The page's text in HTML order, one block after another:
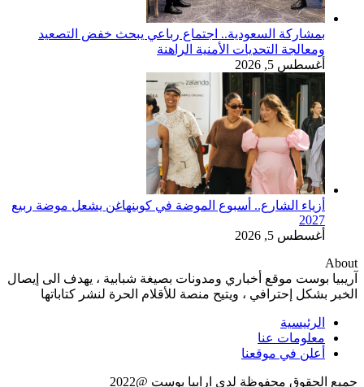
بمشاركة السعودية.. اجتماع رباعي يبحث خفض التصعيد
ومعالجة التحديات الأمنية الراهنة
أغسطس 5, 2026
أزياء الشارع.. أسبوع الموضة في كوبنهاغن يشعل موضة ربيع
2027
أغسطس 5, 2026
About
آريبيا بوست موقع أخباري ومدونات بصيغة شبابية ، يهدف الى إيصال
الخبر بشكل إحترافي ، ويتيح منصة للأقلام الحرة لنشر كتاباتها
الرئيسية
معلومات عنا
أعلن في موقعنا
جميع الحقوق محفوظة لدى ارابيا بوست @2022